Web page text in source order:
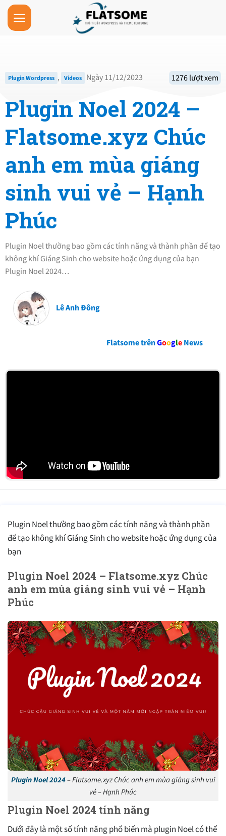
Skip
content
Plugin Wordpress , Videos Ngày 11/12/2023 1276 lượt xem
Plugin Noel 2024 –
Flatsome.xyz Chúc
anh em mùa giáng
sinh vui vẻ – Hạnh
Phúc
Plugin Noel thường bao gồm các tính năng và thành phần để tạo
không khí Giáng Sinh cho website hoặc ứng dụng của bạn
Plugin Noel 2024…
Lê Anh Đông
Flatsome trênGoogle News
Plugin Noel thường bao gồm các tính năng và thành phần
để tạo không khí Giáng Sinh cho website hoặc ứng dụng của
bạn
Plugin Noel 2024 – Flatsome.xyz Chúc
anh em mùa giáng sinh vui vẻ – Hạnh
Phúc
Plugin Noel 2024– Flatsome.xyz Chúc anh em mùa giáng sinh vui
vẻ – Hạnh Phúc
Plugin Noel 2024 tính năng
Dưới đây là một số tính năng phổ biến mà plugin Noel có thể